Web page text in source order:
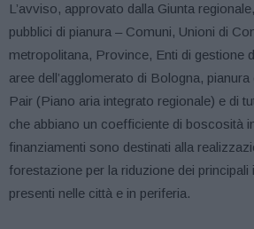
L’avviso, approvato dalla Giunta
pubblici di pianura – Comuni, Unioni di
metropolitana, Province, Enti di gestione
aree dell’agglomerato di Bologna,
Pair (Piano aria integrato regionale) e di
che abbiano un coefficiente di boscosità
finanziamenti sono destinati alla
forestazione per la riduzione dei principali
presenti nelle città e in periferia.